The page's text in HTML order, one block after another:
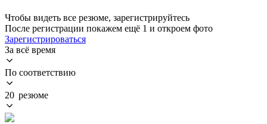
Чтобы видеть все резюме, зарегистрируйтесь
После регистрации покажем ещё 1 и откроем фото
Зарегистрироваться
За всё время
По соответствию
20 резюме